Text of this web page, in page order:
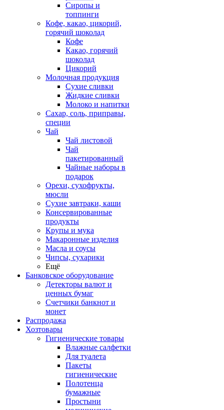
Сиропы и
топпинги
Кофе, какао, цикорий,
горячий шоколад
Кофе
Какао, горячий
шоколад
Цикорий
Молочная продукция
Сухие сливки
Жидкие сливки
Молоко и напитки
Сахар, соль, приправы,
специи
Чай
Чай листовой
Чай
пакетированный
Чайные наборы в
подарок
Орехи, сухофрукты,
мюсли
Сухие завтраки, каши
Консервированные
продукты
Крупы и мука
Макаронные изделия
Масла и соусы
Чипсы, сухарики
Ещё
Банковское оборудование
Детекторы валют и
ценных бумаг
Счетчики банкнот и
монет
Распродажа
Хозтовары
Гигиенические товары
Влажные салфетки
Для туалета
Пакеты
гигиенические
Полотенца
бумажные
Простыни